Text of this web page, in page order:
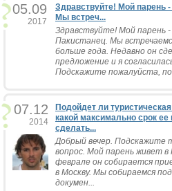
05.09
2017
Здравствуйте! Мой парень
Мы встреч...
Здравствуйте! Мой парень -
Пакистанец. Мы
больше года. Недавно он
предложение и я
Подскажите пожалуйста,
07.12
2014
Подойдет ли
какой максимально срок
сделать...
Добрый вечер. Подскажите
вопрос. Мой парень живет в
феврале он собирается
в Москву. Мы собираемся
докумен...